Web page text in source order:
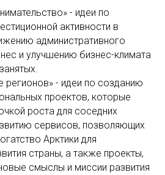
- идеи по
активности в
административного
и улучшению бизнес-климата
регионов» - идеи по созданию
проектов, которые
роста для соседних
сервисов, позволяющих
Арктики для
страны, а также проекты,
смыслы и миссии развития